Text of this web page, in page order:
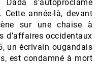
s’autoproclame
année-là, devant
sur une chaise à
d’affaires occidentaux
un écrivain ougandais
est condamné à mort